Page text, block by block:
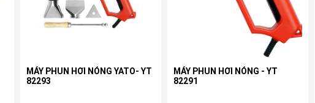
MÁY PHUN HƠI NÓNG YATO- YT
82293
MÁY PHUN HƠI NÓNG - YT
82291